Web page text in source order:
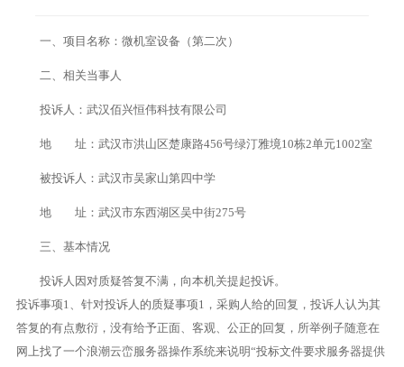
一、项目名称：微机室设备（第二次）
二、相关当事人
投诉人：武汉佰兴恒伟科技有限公司
地 址：武汉市洪山区楚康路456号绿汀雅境10栋2单元1002室
被投诉人：武汉市吴家山第四中学
地 址：武汉市东西湖区吴中街275号
三、基本情况
投诉人因对质疑答复不满，向本机关提起投诉。
投诉事项1、针对投诉人的质疑事项1，采购人给的回复，投诉人认为其
答复的有点敷衍，没有给予正面、客观、公正的回复，所举例子随意在
网上找了一个浪潮云峦服务器操作系统来说明“投标文件要求服务器提供